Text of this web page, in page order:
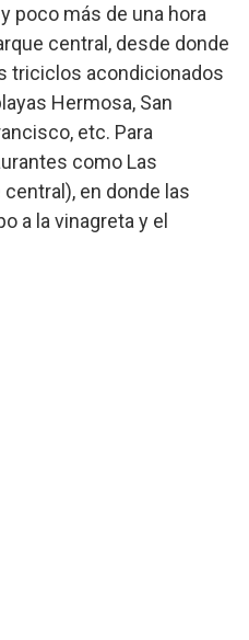
poco más de una hora
central, desde donde
triciclos acondicionados
Hermosa, San
etc. Para
como Las
en donde las
a la vinagreta y el